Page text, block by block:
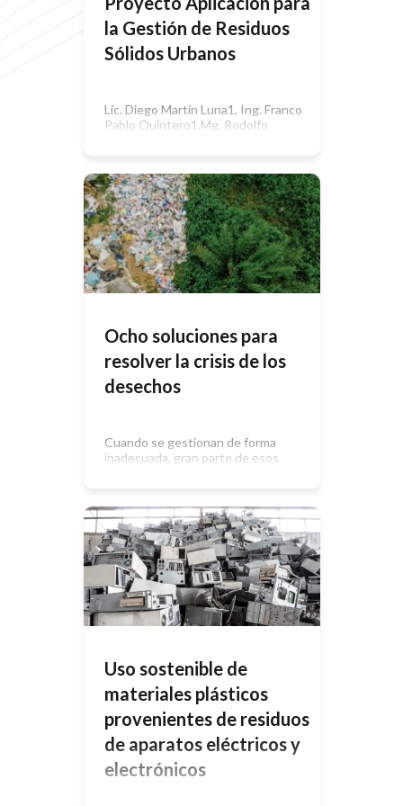
la Gestión de Residuos
Sólidos Urbanos
Lic. Diego Martín Luna1, Ing. Franco
Pablo Quintero1,Mg. Rodolfo
UCALP; 2 Secretario Académico
UCAP; 3 Director de Carrera UCALP
Abstract. El caso de estudio aborda
la problemática de la falta de
recolección y disposición adecuada
de Residuos Sólidos Urbanos (RSU)
en espacios públicos, lo que conlleva
a la proliferación […]
Ocho soluciones para
resolver la crisis de los
desechos
Cuando se gestionan de forma
inadecuada, gran parte de esos
tóxicas. La humanidad genera
entre 2.100 millones y 2.300
millones de toneladas de residuos
sólidos urbanos al año. Cuando se
gestionan de forma inadecuada, gran
parte de esos desechos (desde
desperdicios alimentarios y plásticos
hasta productos electrónicos y
textiles) emiten […]
Uso sostenible de
materiales plásticos
provenientes de residuos
de aparatos eléctricos y
electrónicos